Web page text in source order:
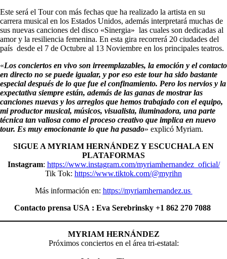
Este será el Tour con más fechas que ha realizado la artista en su
carrera musical en los Estados Unidos, además interpretará muchas de
sus nuevas canciones del disco «Sinergia» las cuales son dedicadas al
amor y la resiliencia femenina. En esta gira recorrerá 20 ciudades del
país desde el 7 de Octubre al 13 Noviembre en los principales teatros.
«Los conciertos en vivo son irreemplazables, la emoción y el contacto
en directo no se puede igualar, y por eso este tour ha sido bastante
especial después de lo que fue el confinamiento. Pero los nervios y la
expectativa siempre están, además de las ganas de mostrar las
canciones nuevas y los arreglos que hemos trabajado con el equipo,
mi productor musical, músicos, visualista, iluminadora, una parte
técnica tan valiosa como el proceso creativo que implica en nuevo
tour. Es muy emocionante lo que ha pasado» explicó Myriam.
SIGUE A MYRIAM HERNÁNDEZ Y ESCUCHALA EN
PLATAFORMAS
Instagram: https://www.instagram.com/myriamhernandez_oficial/
Tik Tok: https://www.tiktok.com/@myrihn
Más información en: https://myriamhernandez.us
Contacto prensa USA : Eva Serebrinsky +1 862 270 7088
MYRIAM HERNÁNDEZ
Próximos conciertos en el área tri-estatal: